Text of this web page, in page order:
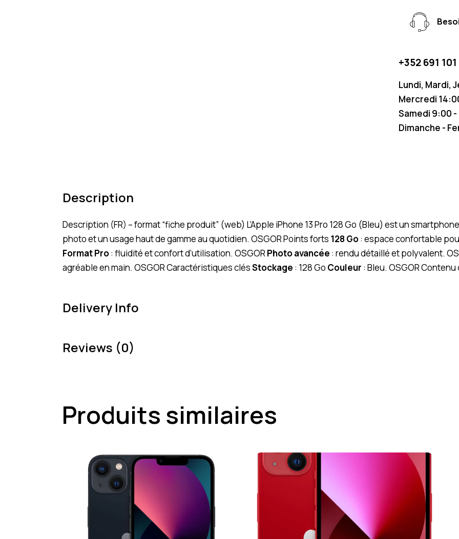
+352 691
Lundi, Mardi,
Mercredi
Samedi 9:00 -
Dimanche -
Description
Description (FR) – format “fiche produit” (web) L’Apple iPhone 13 Pro 128 Go (Bleu) est un
photo et un usage haut de gamme au quotidien. OSGOR Points forts 128 Go: espace confortable
Format Pro: fluidité et confort d’utilisation. OSGORPhoto avancée : rendu détaillé et polyvalent.
agréable en main. OSGOR Caractéristiques clésStockage : 128 Go Couleur : Bleu. OSGOR
Delivery Info
Reviews (0)
Produits similaires